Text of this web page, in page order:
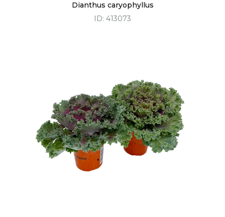
Dianthus caryophyllus
ID: 413073